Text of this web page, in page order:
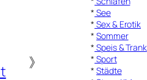
》
* See
* Sex & Erotik
*Sommer
* Speis & Trank
* Sport
*Städte